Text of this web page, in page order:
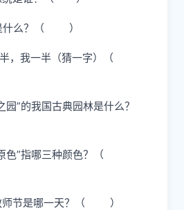
什么？（ ）
，我一半（猜一字）（
园”的我国古典园林是什么？
色”指哪三种颜色？（
师节是哪一天？（ ）